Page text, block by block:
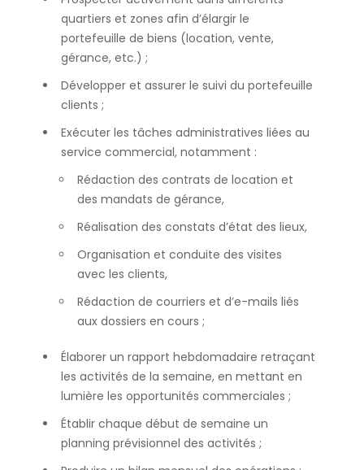
quartiers et zones afin d’élargir le
portefeuille de biens (location, vente,
gérance, etc.) ;
Développer et assurer le suivi du portefeuille
clients ;
Exécuter les tâches administratives liées au
service commercial, notamment :
Rédaction des contrats de location et
des mandats de gérance,
Réalisation des constats d’état des lieux,
Organisation et conduite des visites
avec les clients,
Rédaction de courriers et d’e-mails liés
aux dossiers en cours ;
Élaborer un rapport hebdomadaire retraçant
les activités de la semaine, en mettant en
lumière les opportunités commerciales ;
Établir chaque début de semaine un
planning prévisionnel des activités ;